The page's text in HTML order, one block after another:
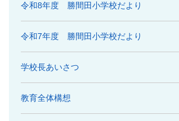
令和8年度 勝間田小学校だより
令和7年度 勝間田小学校だより
学校長あいさつ
教育全体構想